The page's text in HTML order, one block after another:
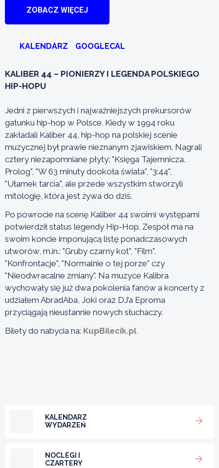
ZOBACZ WIĘCEJ
KALENDARZ GOOGLECAL
KALIBER 44 – PIONIERZY I LEGENDA POLSKIEGO
HIP-HOPU
Jedni z pierwszych i najważniejszych prekursorów
gatunku hip-hop w Polsce. Kiedy w 1994 roku
zakładali Kaliber 44, hip-hop na polskiej scenie
muzycznej był prawie nieznanym zjawiskiem. Nagrali
cztery niezapomniane płyty: "Księga Tajemnicza.
Prolog", "W 63 minuty dookoła świata", "3:44",
"Ułamek tarcia", ale przede wszystkim stworzyli
mitologię, która jest żywa do dziś.
Po powrocie na scenę Kaliber 44 swoimi występami
potwierdził status legendy Hip-Hop. Zespół ma na
swoim koncie imponującą listę ponadczasowych
utworów, m.in.: "Gruby czarny kot", "Film",
"Konfrontacje", "Normalnie o tej porze" czy
"Nieodwracalne zmiany". Na muzyce Kalibra
wychowały się już dwa pokolenia fanów a koncerty z
udziałem AbradAba, Joki oraz DJ’a Eproma
przyciągają nieustannie nowych słuchaczy.
Bilety do nabycia na: KupBilecik.pl
KALENDARZ
WYDARZEŃ
NOCLEGI I
CZARTERY